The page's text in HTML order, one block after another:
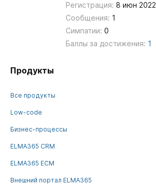
Регистрация: 8 июн 2022
Сообщения: 1
Симпатии: 0
Баллы за достижения: 1
Продукты
Все продукты
Low-code
Бизнес-процессы
ELMA365 CRM
ELMA365 ECM
Внешний портал ELMA365